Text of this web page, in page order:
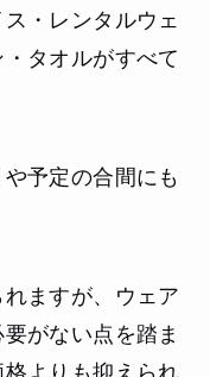
・レンタルウェ
タオルがすべて
予定の合間にも
ますが、ウェア
がない点を踏ま
よりも抑えられ